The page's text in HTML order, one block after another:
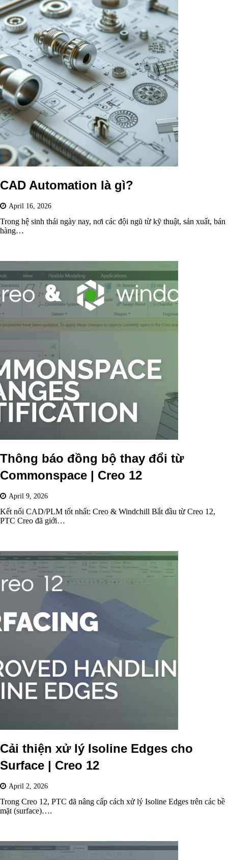
CAD Automation là gì?
April 16, 2026
Trong hệ sinh thái ngày nay, nơi các đội ngũ từ kỹ thuật, sản xuất, bán
hàng…
Thông báo đồng bộ thay đổi từ
Commonspace | Creo 12
April 9, 2026
Kết nối CAD/PLM tốt nhất: Creo & Windchill Bắt đầu từ Creo 12,
PTC Creo đã giới…
Cải thiện xử lý Isoline Edges cho
Surface | Creo 12
April 2, 2026
Trong Creo 12, PTC đã nâng cấp cách xử lý Isoline Edges trên các bề
mặt (surface)….